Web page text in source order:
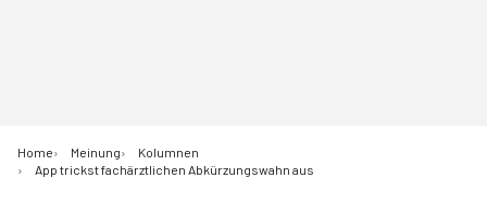
Home Meinung
Kolumnen
App trickst fachärztlichen Abkürzungswahn aus